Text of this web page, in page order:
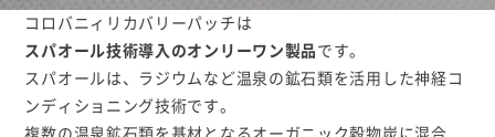
コロバニィリカバリーパッチは
スパオール技術導入のオンリーワン製品 です。
スパオールは、ラジウムなど温泉の鉱石類を活用した神経コ
ンディショニング技術です。
複数の温泉鉱石類を基材となるオーガニック穀物炭に混合